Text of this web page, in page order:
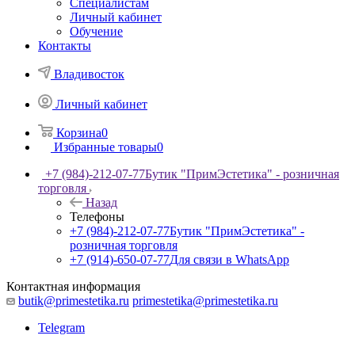
Специалистам
Личный кабинет
Обучение
Контакты
Владивосток
Личный кабинет
Корзина0
Избранные товары0
+7 (984)-212-07-77Бутик "ПримЭстетика" - розничная
торговля
Назад
Телефоны
+7 (984)-212-07-77Бутик "ПримЭстетика" -
розничная торговля
+7 (914)-650-07-77Для связи в WhatsApp
Контактная информация
butik@primestetika.ru primestetika@primestetika.ru
Telegram